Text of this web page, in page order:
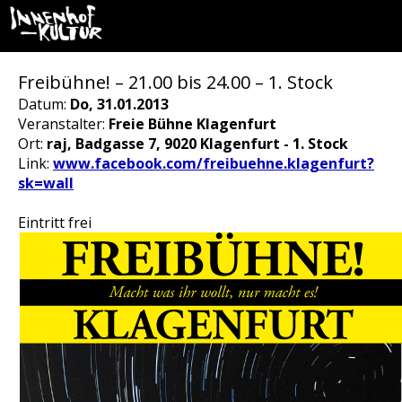
Freibühne! – 21.00 bis 24.00 – 1. Stock
Datum: Do, 31.01.2013
Veranstalter: Freie Bühne Klagenfurt
Ort: raj, Badgasse 7, 9020 Klagenfurt - 1. Stock
Link: www.facebook.com/freibuehne.klagenfurt?
sk=wall
Eintritt frei